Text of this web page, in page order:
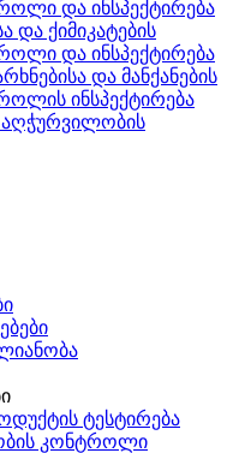
და ინსპექტირება
და ქიმიკატების
და ინსპექტირება
და მანქანების
ინსპექტირება
აღჭურვილობის
ტესტირება
კონტროლი